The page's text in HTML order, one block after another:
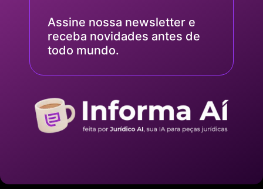
Assine nossa newsletter e
receba novidades antes de
todo mundo.